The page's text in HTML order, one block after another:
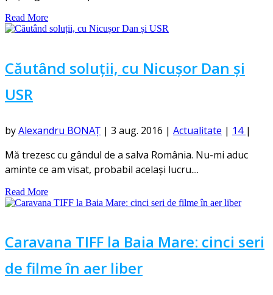
Read More
Căutând soluții, cu Nicușor Dan și
USR
byAlexandru BONAȚ | 3 aug. 2016 | Actualitate | 14 |
Mă trezesc cu gândul de a salva România. Nu-mi aduc
aminte ce am visat, probabil același lucru....
Read More
Caravana TIFF la Baia Mare: cinci seri
de filme în aer liber